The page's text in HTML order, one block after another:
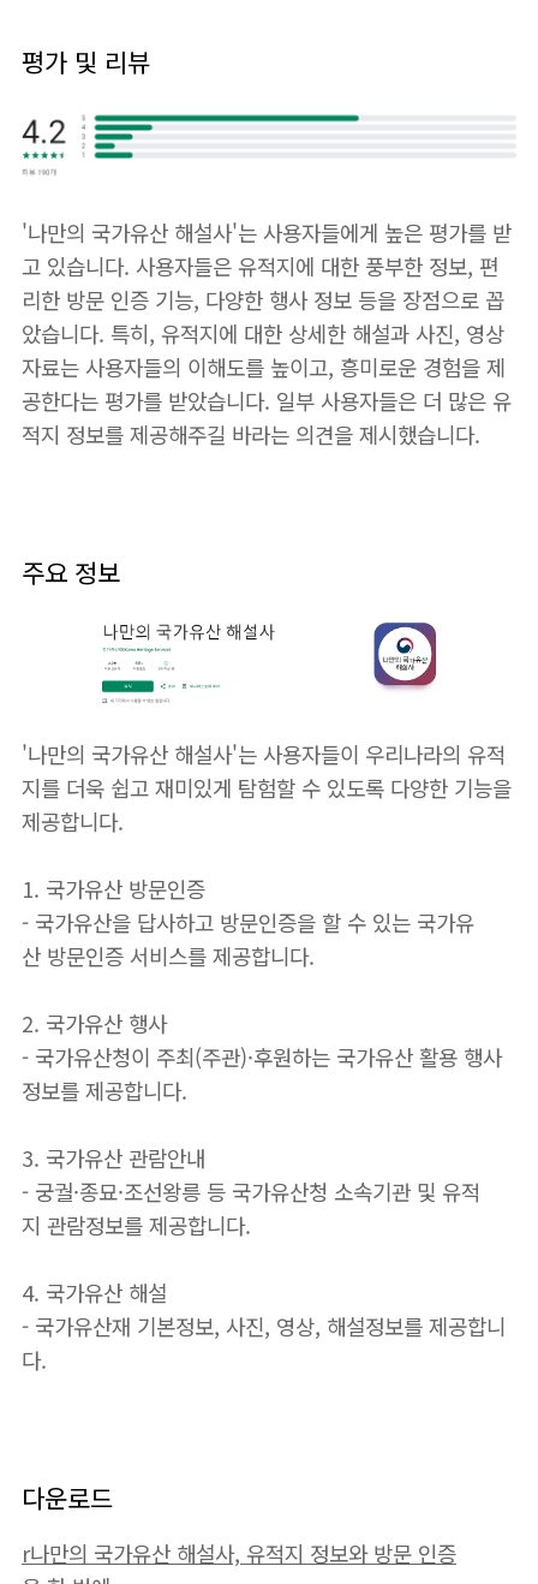
평가 및 리뷰
'나만의 국가유산 해설사'는 사용자들에게 높은 평가를 받
고 있습니다. 사용자들은 유적지에 대한 풍부한 정보, 편
리한 방문 인증 기능, 다양한 행사 정보 등을 장점으로 꼽
았습니다. 특히, 유적지에 대한 상세한 해설과 사진, 영상
자료는 사용자들의 이해도를 높이고, 흥미로운 경험을 제
공한다는 평가를 받았습니다. 일부 사용자들은 더 많은 유
적지 정보를 제공해주길 바라는 의견을 제시했습니다.
주요 정보
'나만의 국가유산 해설사'는 사용자들이 우리나라의 유적
지를 더욱 쉽고 재미있게 탐험할 수 있도록 다양한 기능을
제공합니다.
1. 국가유산 방문인증
- 국가유산을 답사하고 방문인증을 할 수 있는 국가유
산 방문인증 서비스를 제공합니다.
2. 국가유산 행사
- 국가유산청이 주최(주관)·후원하는 국가유산 활용 행사
정보를 제공합니다.
3. 국가유산 관람안내
- 궁궐·종묘·조선왕릉 등 국가유산청 소속기관 및 유적
지 관람정보를 제공합니다.
4. 국가유산 해설
- 국가유산재 기본정보, 사진, 영상, 해설정보를 제공합니
다.
다운로드
r나만의 국가유산 해설사, 유적지 정보와 방문 인증